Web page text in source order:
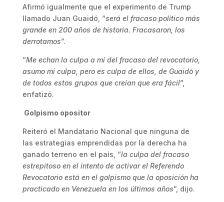
Afirmó igualmente que el experimento de Trump
llamado Juan Guaidó, “será el fracaso político más
grande en 200 años de historia. Fracasaron, los
derrotamos”.
“Me echan la culpa a mí del fracaso del revocatorio,
asumo mi culpa, pero es culpa de ellos, de Guaidó y
de todos estos grupos que creían que era fácil”,
enfatizó.
Golpismo opositor
Reiteró el Mandatario Nacional que ninguna de
las estrategias emprendidas por la derecha ha
ganado terreno en el país, “la culpa del fracaso
estrepitoso en el intento de activar el Referendo
Revocatorio está en el golpismo que la oposición ha
practicado en Venezuela en los últimos años”, dijo.